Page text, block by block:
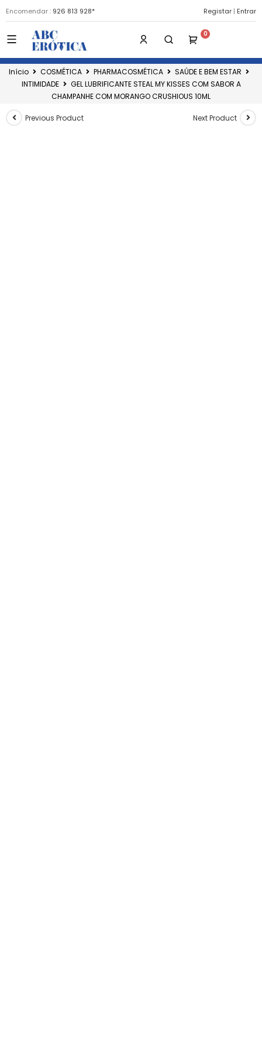
Encomendar : 926 813 928* Registar | Entrar
Início COSMÉTICA PHARMACOSMÉTICA
SAÚDE E BEM ESTAR
INTIMIDADE
GEL LUBRIFICANTE STEAL MY KISSES COM SABOR A
CHAMPANHE COM MORANGO CRUSHIOUS 10ML
Previous Product Next Product